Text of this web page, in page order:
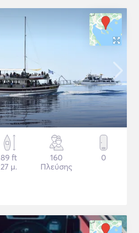
89 ft
27 μ.
160
Πλεύσης
0